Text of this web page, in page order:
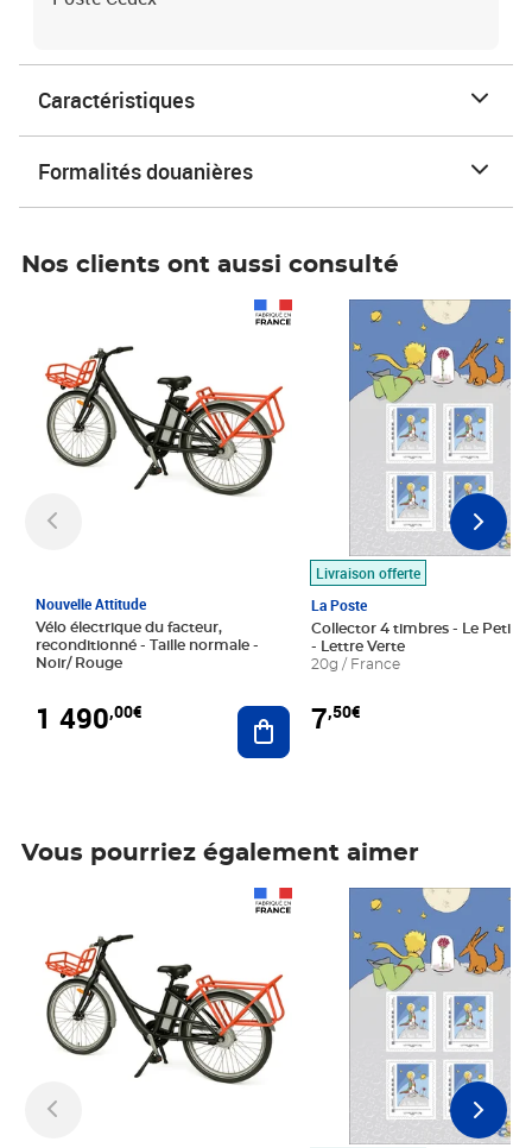
Caractéristiques
Formalités douanières
Nos clients ont aussi consulté
Nouvelle Attitude
Vélo électrique du facteur,
reconditionné - Taille normale -
Noir/ Rouge
1 490,00€ Ajouter au panier
Livraison offerte
La Poste
Collector 4 timbres - Le Petit
- Lettre Verte
20g / France
7,50€
Prix 7,50€
Vous pourriez également aimer
Prix 7,50€